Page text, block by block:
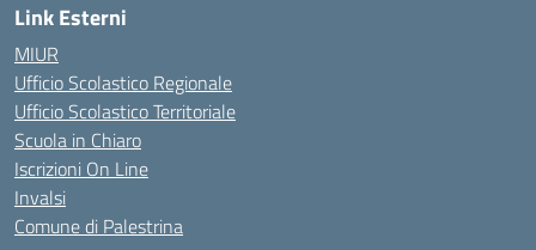
Link Esterni
MIUR
Ufficio Scolastico Regionale
Ufficio Scolastico Territoriale
Scuola in Chiaro
Iscrizioni On Line
Invalsi
Comune di Palestrina